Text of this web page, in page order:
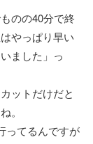
のの40分で終
やっぱり早い
ました」っ
ットだけだと
。
ってるんですが